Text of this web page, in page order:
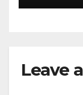
Leave